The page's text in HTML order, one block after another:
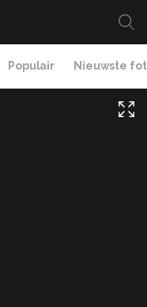
Populair Nieuwste